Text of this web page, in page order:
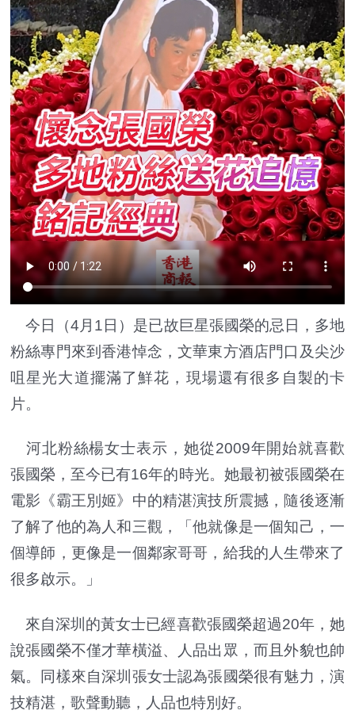
今日（4月1日）是已故巨星張國榮的忌日，多地
粉絲專門來到香港悼念，文華東方酒店門口及尖沙
咀星光大道擺滿了鮮花，現場還有很多自製的卡
片。
河北粉絲楊女士表示，她從2009年開始就喜歡
張國榮，至今已有16年的時光。她最初被張國榮在
電影《霸王別姬》中的精湛演技所震撼，隨後逐漸
了解了他的為人和三觀，「他就像是一個知己，一
個導師，更像是一個鄰家哥哥，給我的人生帶來了
很多啟示。」
來自深圳的黃女士已經喜歡張國榮超過20年，她
說張國榮不僅才華橫溢、人品出眾，而且外貌也帥
氣。同樣來自深圳張女士認為張國榮很有魅力，演
技精湛，歌聲動聽，人品也特別好。